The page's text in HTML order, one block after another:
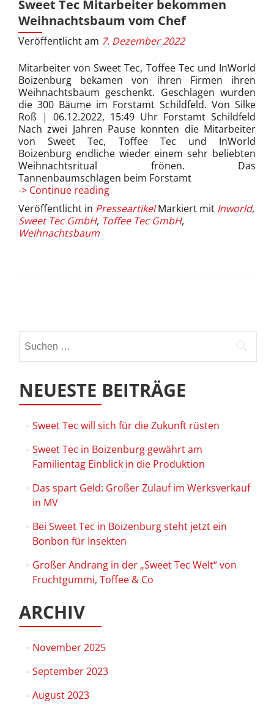
Sweet Tec Mitarbeiter bekommen
Weihnachtsbaum vom Chef
Veröffentlicht am 7. Dezember 2022
Mitarbeiter von Sweet Tec, Toffee Tec und InWorld
Boizenburg bekamen von ihren Firmen ihren
Weihnachtsbaum geschenkt. Geschlagen wurden
die 300 Bäume im Forstamt Schildfeld. Von Silke
Roß | 06.12.2022, 15:49 Uhr Forstamt Schildfeld
Nach zwei Jahren Pause konnten die Mitarbeiter
von Sweet Tec, Toffee Tec und InWorld
Boizenburg endliche wieder einem sehr beliebten
Weihnachtsritual frönen. Das
Tannenbaumschlagen beim Forstamt
-> Continue readingSweet
Mitarbeiter
bekommen
Veröffentlicht in Presseartikel Markiert mit Inworld,
Sweet Tec GmbH, Toffee Tec GmbH,
Weihnachtsbaum
Navigation
nach:
NEUESTE BEITRÄGE
Sweet Tec will sich für die Zukunft rüsten
Sweet Tec in Boizenburg gewährt am
Familientag Einblick in die Produktion
Das spart Geld: Großer Zulauf im Werksverkauf
in MV
Bei Sweet Tec in Boizenburg steht jetzt ein
Bonbon für Insekten
Großer Andrang in der „Sweet Tec Welt“ von
Fruchtgummi, Toffee & Co
ARCHIV
November 2025
September 2023
August 2023